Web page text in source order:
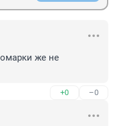
же не
+0 –0